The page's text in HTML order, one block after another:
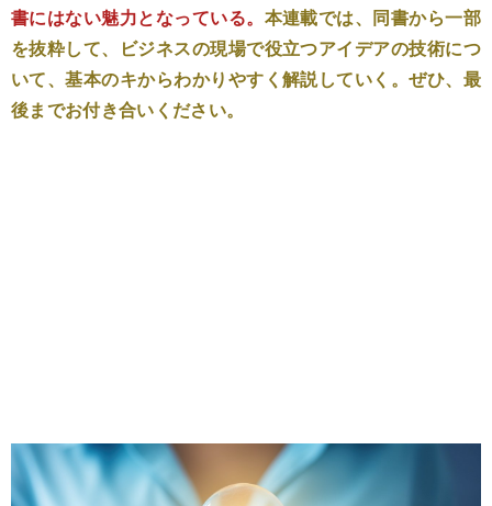
書にはない魅力となっている。 本連載では、同書から一部
を抜粋して、ビジネスの現場で役立つアイデアの技術につ
いて、基本のキからわかりやすく解説していく。ぜひ、最
後までお付き合いください。